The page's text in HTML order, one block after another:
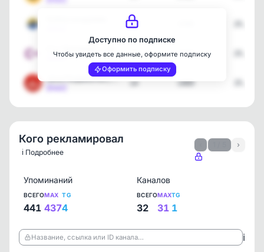
14
[max]
15 2306
Java Разработка | Spring…
14 1469
Доступно по подписке
Чтобы увидеть все данные, оформите подписку
Оформить подписку
Кого рекламировал
ℹ️ Подробнее
›
Упоминаний
ВСЕГО
441
MAX
437
TG
4
Каналов
ВСЕГО
32
MAX
31
TG
1
Название, ссылка или ID канала… ℹ️